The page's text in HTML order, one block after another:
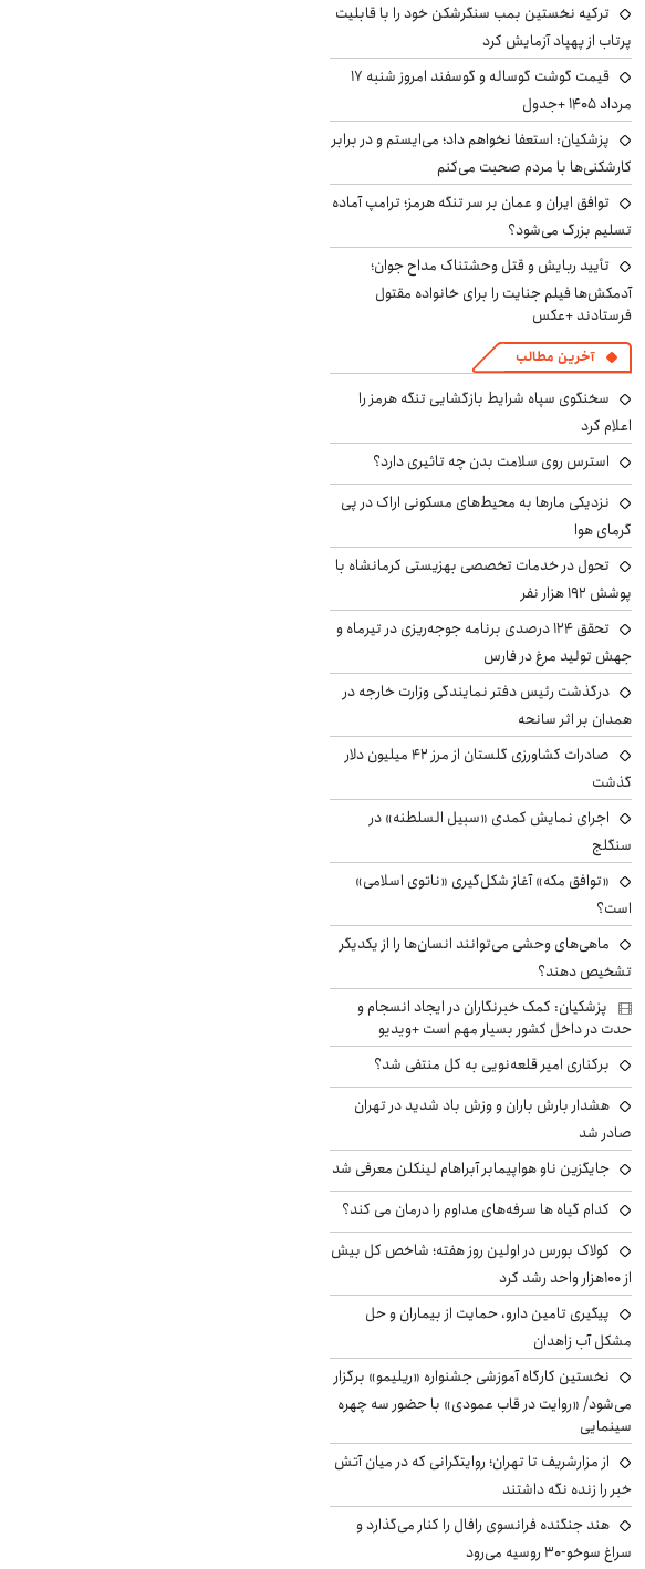
ترکیه نخستین بمب سنگرشکن خود را با قابلیت
پرتاب از پهپاد آزمایش کرد
قیمت گوشت گوساله و گوسفند امروز شنبه ۱۷
مرداد ۱۴۰۵ +جدول
پزشکیان: استعفا نخواهم داد؛ می‌ایستم و در برابر
کارشکنی‌ها با مردم صحبت می‌کنم
توافق ایران و عمان بر سر تنگه هرمز؛ ترامپ آماده
تسلیم بزرگ می‌شود؟
تأیید ربایش و قتل وحشتناک مداح جوان؛
آدمکش‌ها فیلم جنایت را برای خانواده مقتول
فرستادند +عکس
آخرین مطالب
سخنگوی سپاه شرایط بازگشایی تنگه هرمز را
اعلام کرد
استرس روی سلامت بدن چه تاثیری دارد؟
نزدیکی مارها به محیط‌های مسکونی اراک در پی
گرمای هوا
تحول در خدمات تخصصی بهزیستی کرمانشاه با
پوشش ۱۹۲ هزار نفر
تحقق ۱۲۴ درصدی برنامه جوجه‌ریزی در تیرماه و
جهش تولید مرغ در فارس
درگذشت رئیس دفتر نمایندگی وزارت خارجه در
همدان بر اثر سانحه
صادرات کشاورزی گلستان از مرز ۴۲ میلیون دلار
گذشت
اجرای نمایش کمدی «سبیل السلطنه» در
سنگلج
«توافق مکه» آغاز شکل‌گیری «ناتوی اسلامی»
است؟
ماهی‌های وحشی می‌توانند انسان‌ها را از یکدیگر
تشخیص دهند؟
پزشکیان: کمک خبرنگاران در ایجاد انسجام و
حدت در داخل کشور بسیار مهم است +ویدیو
برکناری امیر قلعه‌نویی به کل منتفی شد؟
هشدار بارش باران و وزش باد شدید در تهران
صادر شد
جایگزین ناو هواپیمابر آبراهام لینکلن معرفی شد
کدام گیاه ها سرفه‌های مداوم را درمان می کند؟
کولاک بورس در اولین روز هفته؛ شاخص کل بیش
از ۱۰۰هزار واحد رشد کرد
پیگیری تامین دارو، حمایت از بیماران و حل
مشکل آب زاهدان
نخستین کارگاه آموزشی جشنواره «ریلیمو» برگزار
می‌شود/ «روایت در قاب عمودی» با حضور سه چهره
سینمایی
از مزارشریف تا تهران؛ روایتگرانی که در میان آتش
خبر را زنده نگه داشتند
هند جنگنده فرانسوی رافال را کنار می‌گذارد و
سراغ سوخو-30 روسیه می‌رود